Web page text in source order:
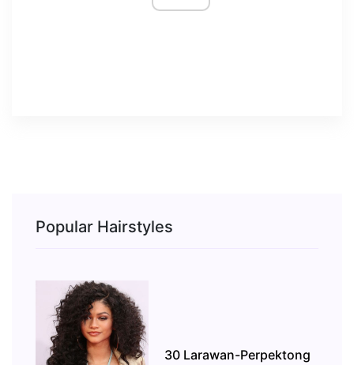
Popular Hairstyles
30 Larawan-Perpektong